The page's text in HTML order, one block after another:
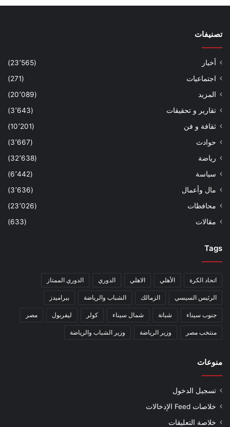
تصنيفات
أخبار
(23٬565)
اجتماعيات
(271)
المزيد
(20٬089)
تقارير و تحقيقات
(3٬643)
ثقافة و فن
(10٬201)
حوادث
(3٬667)
رياضة
(32٬638)
سياسة
(6٬442)
مال وأعمال
(3٬636)
محافظات
(23٬026)
مقالات
(633)
Tags
اتحاد الكرة الأهلي الاهلي الدوري الدوري الممتاز
الرئيس السيسي الزمالك الشباب والرياضة بيراميدز
جنوب سيناء شبانة شمال سيناء كولر ليفربول مصر
منتخب مصر وزير الرياضة وزير الشباب والرياضة
منوعات
تسجيل الدخول
خلاصات Feed الإدخالات
خلاصة التعليقات